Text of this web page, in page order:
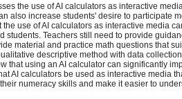
the use of AI calculators as interactive
also increase students' desire to participate
use of AI calculators as interactive media
students. Teachers still need to provide
material and practice math questions that
descriptive method with data
that using an AI calculator can significantly
AI calculators be used as interactive media
numeracy skills and make it easier to